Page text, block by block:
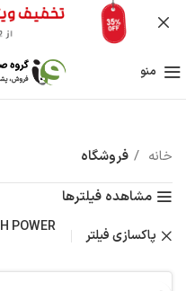
منو
خانه فروشگاه
مشاهده فیلترها
پاکسازی فیلتر H POWER